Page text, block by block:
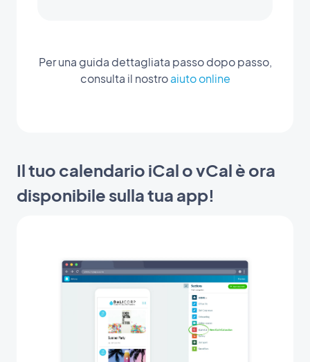
Per una guida dettagliata passo dopo passo,
consulta il nostroaiuto online
Il tuo calendario iCal o vCal è ora
disponibile sulla tua app!